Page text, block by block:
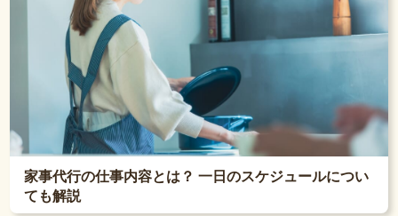
家事代行の仕事内容とは？ 一日のスケジュールについ
ても解説